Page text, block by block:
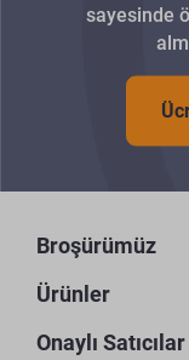
sayesinde
Broşürümüz
Ürünler
Onaylı Satıcılar